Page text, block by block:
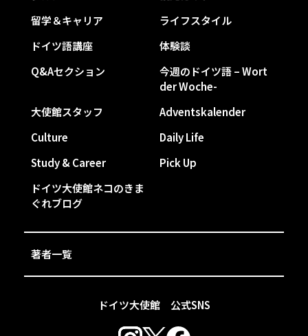
ドイツ大使館 公式SNS
留学＆キャリア
ライフスタイル
ドイツ語講座
体験談
Q&Aセクション
今週のドイツ語 – Wort
der Woche-
大使館スタッフ
Adventskalender
Culture
Daily Life
Study & Career
Pick Up
ドイツ大使館ネコのきま
ぐれブログ
著者一覧